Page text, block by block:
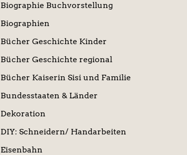
Biographie Buchvorstellung
Biographien
Bücher Geschichte Kinder
Bücher Geschichte regional
Bücher Kaiserin Sisi und Familie
Bundesstaaten & Länder
Dekoration
DIY: Schneidern/ Handarbeiten
Eisenbahn